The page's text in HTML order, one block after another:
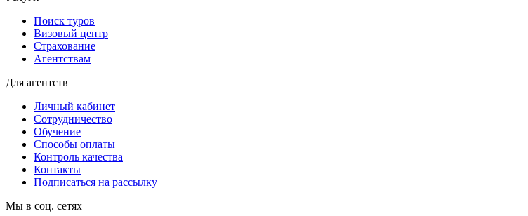
Поиск туров
Визовый центр
Страхование
Агентствам
Для агентств
Личный кабинет
Сотрудничество
Обучение
Способы оплаты
Контроль качества
Контакты
Подписаться на рассылку
Мы в соц. сетях